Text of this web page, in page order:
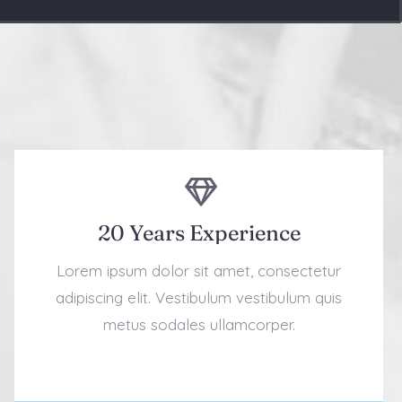
20 Years Experience
Lorem ipsum dolor sit amet, consectetur
adipiscing elit. Vestibulum vestibulum quis
metus sodales ullamcorper.